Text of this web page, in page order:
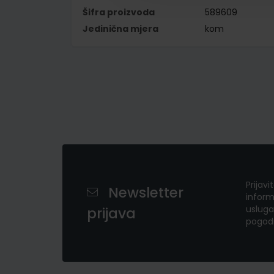
Šifra proizvoda
589609
Jedinična mjera
kom
Newsletter
prijava